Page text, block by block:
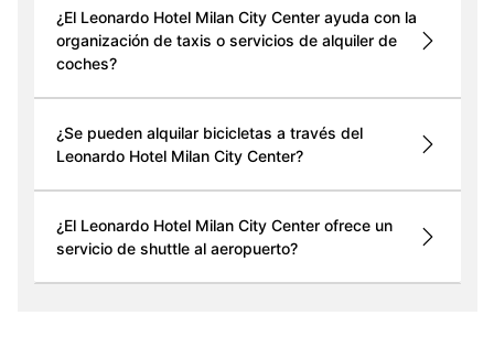
¿El Leonardo Hotel Milan City Center ayuda con la
organización de taxis o servicios de alquiler de
coches?
¿Se pueden alquilar bicicletas a través del
Leonardo Hotel Milan City Center?
¿El Leonardo Hotel Milan City Center ofrece un
servicio de shuttle al aeropuerto?